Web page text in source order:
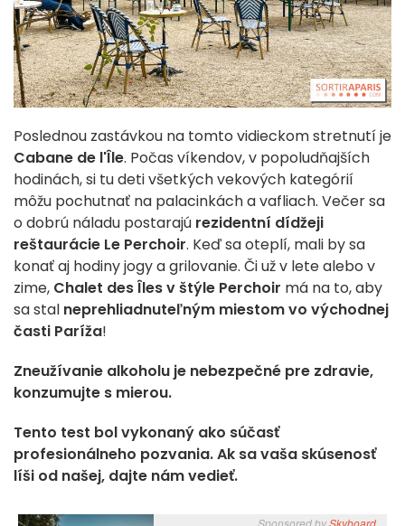
Poslednou zastávkou na tomto vidieckom stretnutí je
Cabane de l'Île. Počas víkendov, v popoludňajších
hodinách, si tu deti všetkých vekových kategórií
môžu pochutnať na palacinkách a vafliach. Večer sa
o dobrú náladu postarajú rezidentní dídžeji
reštaurácie Le Perchoir. Keď sa oteplí, mali by sa
konať aj hodiny jogy a grilovanie. Či už v lete alebo v
zime, Chalet des Îles v štýle Perchoir má na to, aby
sa stal neprehliadnuteľným miestom vo východnej
časti Paríža!
Zneužívanie alkoholu je nebezpečné pre zdravie,
konzumujte s mierou.
Tento test bol vykonaný ako súčasť
profesionálneho pozvania. Ak sa vaša skúsenosť
líši od našej, dajte nám vedieť.